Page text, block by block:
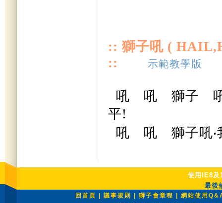
:: 獅子吼 (
::
示範教學版
吼 吼 獅子 吼
平!
吼 吼 獅子吼‧
使用IE8及
最後
回首頁 議事規則 獅子會章程 網站使用